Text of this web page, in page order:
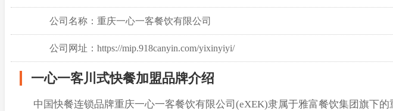
公司名称：重庆一心一客餐饮有限公司
公司网址：https://mip.918canyin.com/yixinyiyi/
一心一客川式快餐加盟品牌介绍
中国快餐连锁品牌重庆一心一客餐饮有限公司(eXEK)隶属于雅富餐饮集团旗下